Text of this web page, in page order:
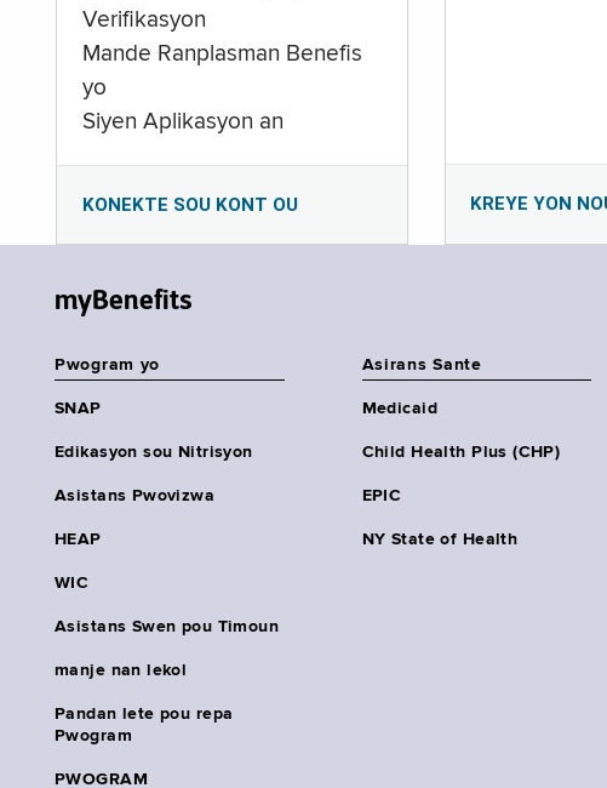
Verifikasyon
Mande Ranplasman Benefis
yo
Siyen Aplikasyon an
KONEKTE SOU KONT OU KREYE YON
myBenefits
Pwogram yo
SNAP
Edikasyon sou Nitrisyon
Asistans Pwovizwa
HEAP
WIC
Asistans Swen pou Timoun
manje nan lekol
Pandan lete pou repa
Pwogram
PWOGRAM
Asirans Sante
Medicaid
Child Health Plus (CHP)
EPIC
NY State of Health